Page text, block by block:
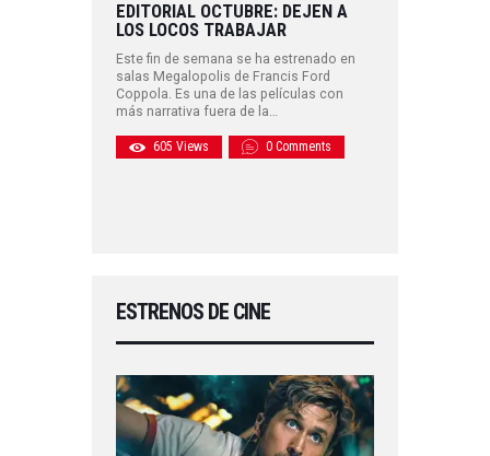
EDITORIAL OCTUBRE: DEJEN A
LOS LOCOS TRABAJAR
Este fin de semana se ha estrenado en
salas Megalopolis de Francis Ford
Coppola. Es una de las películas con
más narrativa fuera de la…
605 Views 0 Comments
ESTRENOS DE CINE